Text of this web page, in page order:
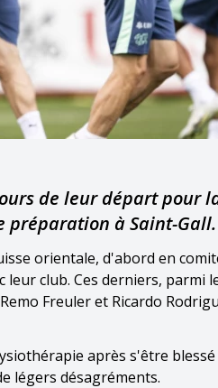
de leur départ pour
préparation à Saint-Gall.
orientale, d'abord en
club. Ces derniers, parmi
Freuler et Ricardo
après s'être
légers désagréments.